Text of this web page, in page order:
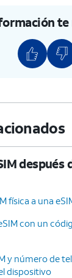
después
física a una
con un
y número de
dispositivo